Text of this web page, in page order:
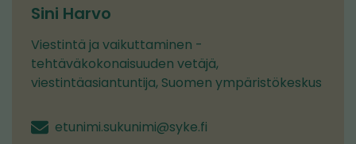
Sini Harvo
Viestintä ja vaikuttaminen -
tehtäväkokonaisuuden vetäjä,
viestintäasiantuntija, Suomen ympäristökeskus
etunimi.sukunimi@syke.fi